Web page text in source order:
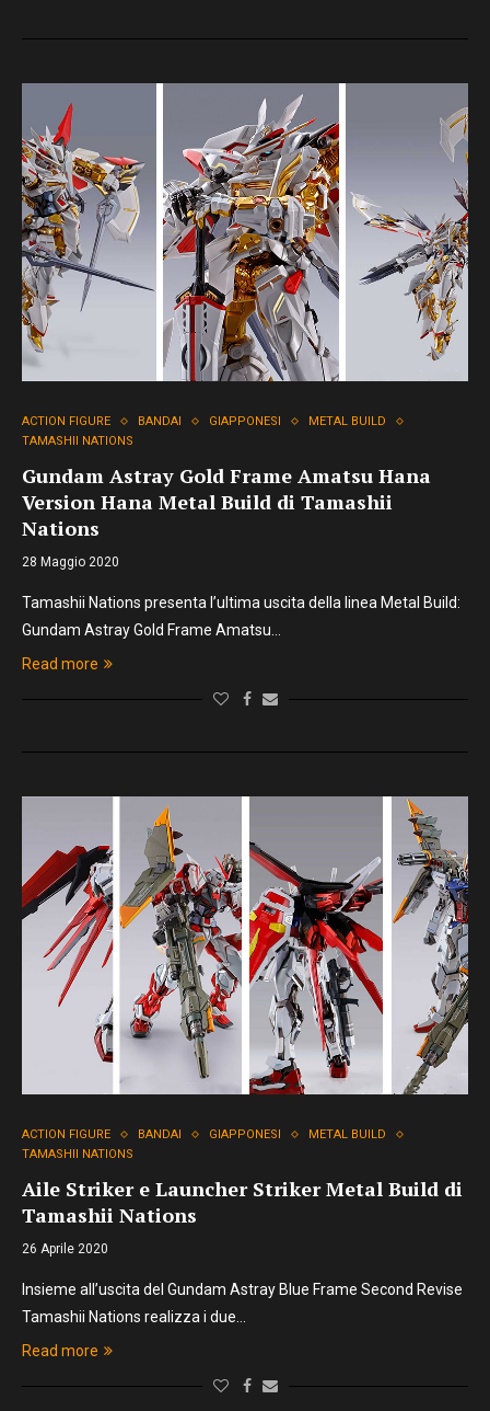
ACTION FIGURE BANDAI GIAPPONESI
METAL BUILD
TAMASHII NATIONS
Gundam Astray Gold Frame Amatsu Hana
Version Hana Metal Build di Tamashii
Nations
28 Maggio 2020
Tamashii Nations presenta l’ultima uscita della linea Metal Build:
Gundam Astray Gold Frame Amatsu…
Read more
ACTION FIGURE BANDAI GIAPPONESI
METAL BUILD
TAMASHII NATIONS
Aile Striker e Launcher Striker Metal Build di
Tamashii Nations
26 Aprile 2020
Insieme all’uscita del Gundam Astray Blue Frame Second Revise
Tamashii Nations realizza i due…
Read more